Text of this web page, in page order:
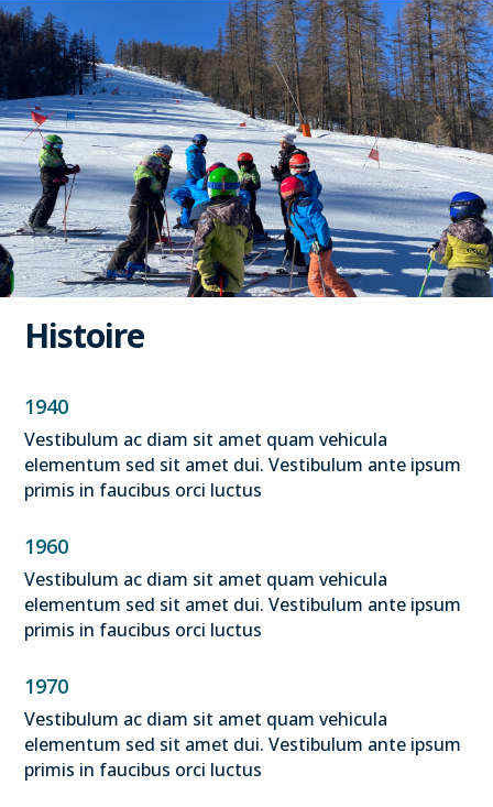
Histoire
1940
Vestibulum ac diam sit amet quam vehicula
elementum sed sit amet dui. Vestibulum ante ipsum
primis in faucibus orci luctus
1960
Vestibulum ac diam sit amet quam vehicula
elementum sed sit amet dui. Vestibulum ante ipsum
primis in faucibus orci luctus
1970
Vestibulum ac diam sit amet quam vehicula
elementum sed sit amet dui. Vestibulum ante ipsum
primis in faucibus orci luctus